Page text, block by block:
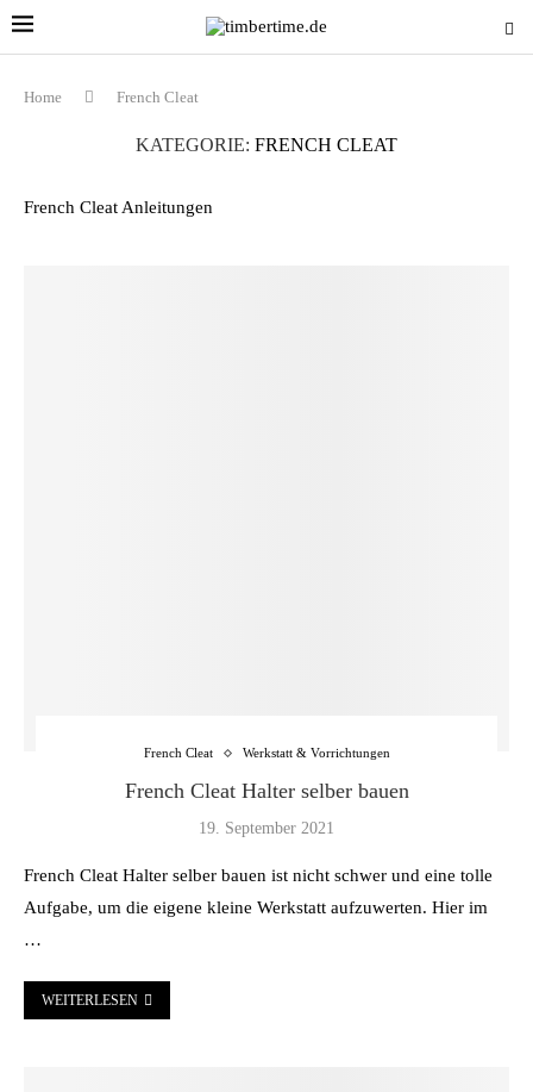
Home French Cleat
KATEGORIE: FRENCH CLEAT
French Cleat Anleitungen
French Cleat Werkstatt & Vorrichtungen
French Cleat Halter selber bauen
19. September 2021
French Cleat Halter selber bauen ist nicht schwer und eine tolle
Aufgabe, um die eigene kleine Werkstatt aufzuwerten. Hier im
…
WEITERLESEN